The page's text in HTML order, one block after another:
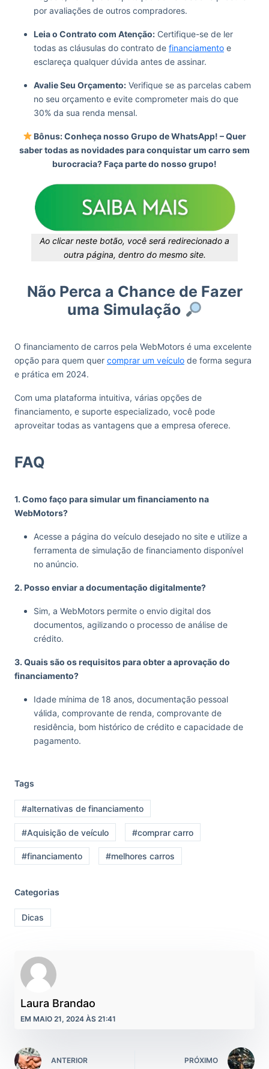
por avaliações de outros compradores.
Leia o Contrato com Atenção: Certifique-se de ler
todas as cláusulas do contrato de financiamento e
esclareça qualquer dúvida antes de assinar.
Avalie Seu Orçamento: Verifique se as parcelas cabem
no seu orçamento e evite comprometer mais do que
30% da sua renda mensal.
Bônus: Conheça nosso Grupo de WhatsApp! – Quer
saber todas as novidades para conquistar um carro sem
burocracia? Faça parte do nosso grupo!
Ao clicar neste botão, você será redirecionado a
outra página, dentro do mesmo site.
Não Perca a Chance de Fazer
uma Simulação
O financiamento de carros pela WebMotors é uma excelente
opção para quem quer comprar um veículo de forma segura
e prática em 2024.
Com uma plataforma intuitiva, várias opções de
financiamento, e suporte especializado, você pode
aproveitar todas as vantagens que a empresa oferece.
FAQ
1. Como faço para simular um financiamento na
WebMotors?
Acesse a página do veículo desejado no site e utilize a
ferramenta de simulação de financiamento disponível
no anúncio.
2. Posso enviar a documentação digitalmente?
Sim, a WebMotors permite o envio digital dos
documentos, agilizando o processo de análise de
crédito.
3. Quais são os requisitos para obter a aprovação do
financiamento?
Idade mínima de 18 anos, documentação pessoal
válida, comprovante de renda, comprovante de
residência, bom histórico de crédito e capacidade de
pagamento.
Tags
#alternativas de financiamento
#Aquisição de veículo #comprar carro
#financiamento #melhores carros
Categorias
Dicas
Laura Brandao
EM MAIO 21, 2024 ÀS 21:41
ANTERIOR PRÓXIMO